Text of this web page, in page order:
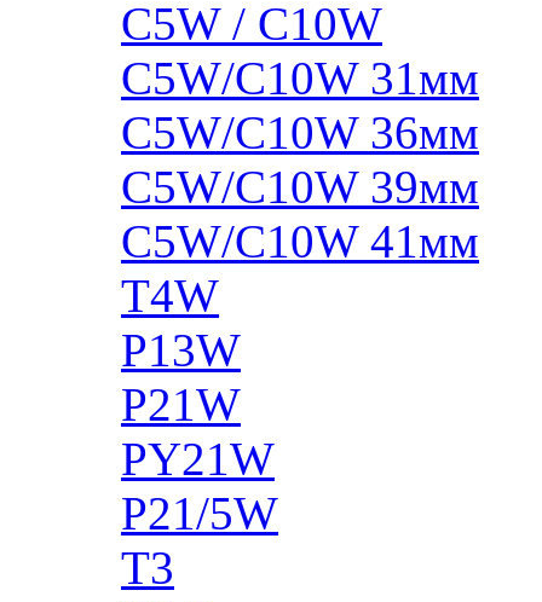
C5W / C10W
C5W/C10W 31мм
C5W/C10W 36мм
C5W/C10W 39мм
C5W/C10W 41мм
T4W
P13W
P21W
PY21W
P21/5W
T3